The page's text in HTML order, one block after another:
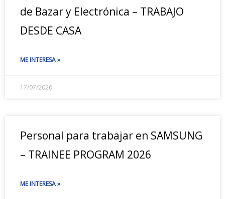
de Bazar y Electrónica – TRABAJO
DESDE CASA
ME INTERESA »
17/07/2026
Personal para trabajar en SAMSUNG
– TRAINEE PROGRAM 2026
ME INTERESA »